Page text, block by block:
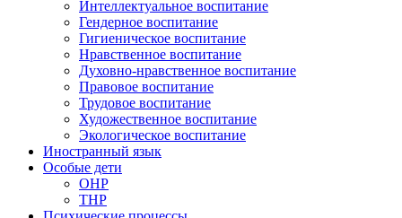
Интеллектуальное воспитание
Гендерное воспитание
Гигиеническое воспитание
Нравственное воспитание
Духовно-нравственное воспитание
Правовое воспитание
Трудовое воспитание
Художественное воспитание
Экологическое воспитание
Иностранный язык
Особые дети
ОНР
ТНР